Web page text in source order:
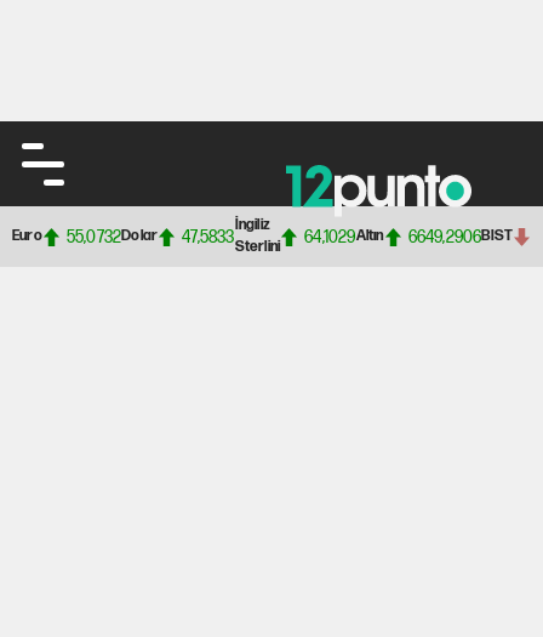
Euro 55,0732Dolar 47,5833
İngiliz
Sterlini
64,1029Altın 6649,2906BIST